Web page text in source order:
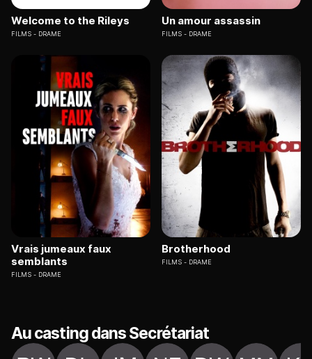
Welcome to the Rileys
FILMS DRAME
Un amour assassin
FILMS DRAME
Vrais jumeaux faux
semblants
FILMS DRAME
Brotherhood
FILMS DRAME
Au casting dans Secrétariat